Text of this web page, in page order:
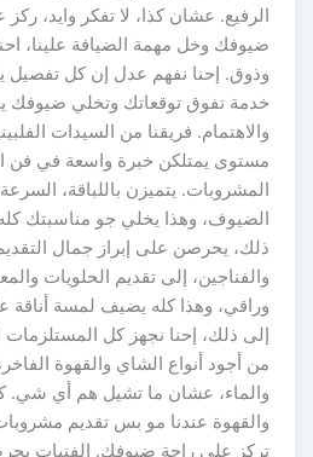
الرفيع. عشان كذا، لا تفكر وايد،
ضيوفك وخل مهمة الضيافة علينا،
وذوق. إحنا نفهم عدل إن كل تفصيل
خدمة تفوق توقعاتك وتخلي ضيوفك
والاهتمام. فريقنا من السيدات
مستوى يمتلكن خبرة واسعة في فن
المشروبات. يتميزن باللباقة،
الضيوف، وهذا يخلي جو مناسبتك
ذلك، يحرصن على إبراز جمال
والفناجين، إلى تقديم الحلويات
وراقي، وهذا كله يضيف لمسة أناقة
إلى ذلك، إحنا نجهز كل المستلزمات
من أجود أنواع الشاي والقهوة
والماء، عشان ما تشيل هم أي شي.
والقهوة عندنا مو بس تقديم
تركز على راحة ضيوفك. الفنيات